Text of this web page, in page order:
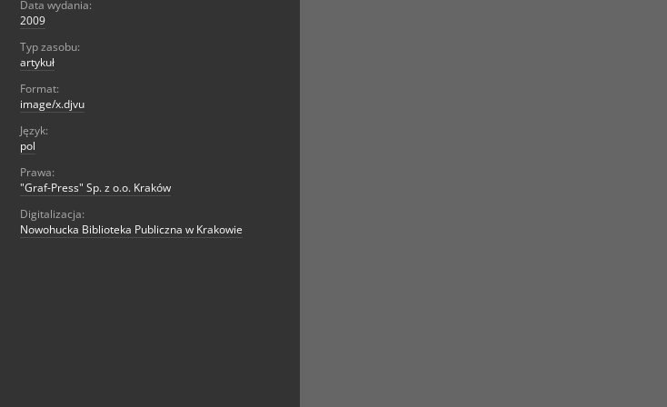
Data wydania:
2009
Typ zasobu:
artykuł
Format:
image/x.djvu
Język:
pol
Prawa:
"Graf-Press" Sp. z o.o. Kraków
Digitalizacja:
Nowohucka Biblioteka Publiczna w Krakowie